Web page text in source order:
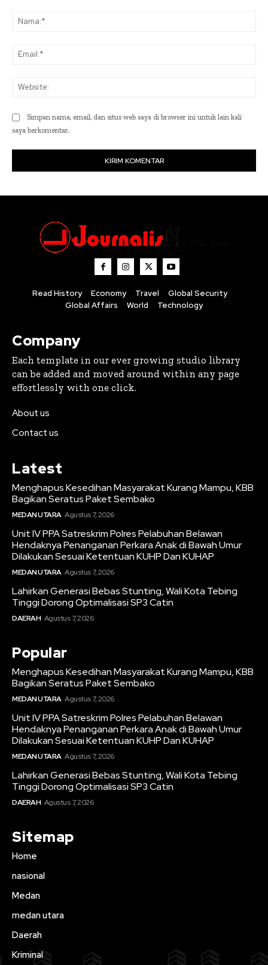
Simpan nama, email, dan situs web saya di browser ini untuk lain kali
saya berkomentar.
Read History Economy Travel
Global Security
Global Affairs
World Technology
Company
Each template in our ever growing studio library
can be added and moved around within any page
effortlessly with one click.
About us
Contact us
Latest
Menghapus Kesedihan Masyarakat Kurang Mampu, KBB
Bagikan Seratus Paket Sembako
MEDAN UTARA Agustus 7, 2026
Unit IV PPA Satreskrim Polres Pelabuhan Belawan
Hendaknya Penanganan Perkara Anak di Bawah Umur
Dilakukan Sesuai Ketentuan KUHP Dan KUHAP
MEDAN UTARA Agustus 7, 2026
Lahirkan Generasi Bebas Stunting, Wali Kota Tebing
Tinggi Dorong Optimalisasi SP3 Catin
DAERAH Agustus 7, 2026
Popular
Menghapus Kesedihan Masyarakat Kurang Mampu, KBB
Bagikan Seratus Paket Sembako
MEDAN UTARA Agustus 7, 2026
Unit IV PPA Satreskrim Polres Pelabuhan Belawan
Hendaknya Penanganan Perkara Anak di Bawah Umur
Dilakukan Sesuai Ketentuan KUHP Dan KUHAP
MEDAN UTARA Agustus 7, 2026
Lahirkan Generasi Bebas Stunting, Wali Kota Tebing
Tinggi Dorong Optimalisasi SP3 Catin
DAERAH Agustus 7, 2026
Sitemap
Home
nasional
Medan
medan utara
Daerah
Kriminal